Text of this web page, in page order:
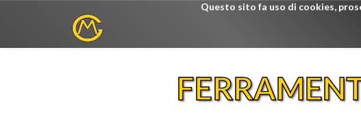
Questo sito fa uso di cookies,